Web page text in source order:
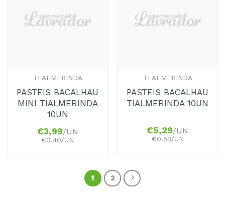
Favoritos
TI ALMERINDA
PASTEIS BACALHAU
MINI TIALMERINDA
10UN
€3,99/UN
€0.40/UN
Favoritos
TI ALMERINDA
PASTEIS BACALHAU
TIALMERINDA 10UN
€5,29/UN
€0.53/UN
1 2